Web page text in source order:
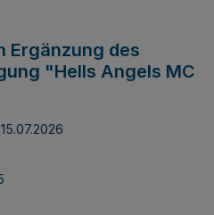
Ergänzung des
"Hells Angels MC
15.07.2026